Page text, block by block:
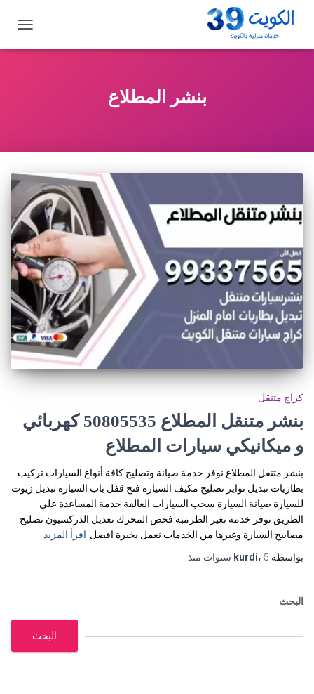
التنقل
بنشر المطلاع
كراج متنقل
بنشر متنقل المطلاع 50805535‬ كهربائي
و ميكانيكي سيارات المطلاع
بنشر متنقل المطلاع نوفر خدمة صيانة وتصليح كافة أنواع السيارات تركيب
بطاريات تبديل تواير تصليح مكيف السيارة فتح قفل باب السيارة تبديل زيوت
للسيارة صيانة السيارة سحب السيارات العالقة خدمة المساعدة على
الطريق نوفر خدمة تغير الطرمبة فحص المحرك تعديل الدركسيون تصليح
مصابيح السيارة وغيرها من الخدمات نعمل بخبرة افضل اقرأ المزيد
بواسطة
kurdi، 5 سنوات منذ
البحث
البحث